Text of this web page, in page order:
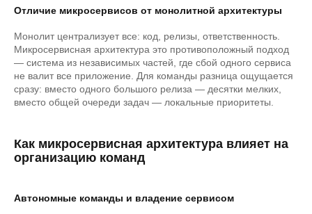
Отличие микросервисов от монолитной архитектуры
Монолит централизует все: код, релизы, ответственность.
Микросервисная архитектура это противоположный подход
— система из независимых частей, где сбой одного сервиса
не валит все приложение. Для команды разница ощущается
сразу: вместо одного большого релиза — десятки мелких,
вместо общей очереди задач — локальные приоритеты.
Как микросервисная архитектура влияет на
организацию команд
Автономные команды и владение сервисом